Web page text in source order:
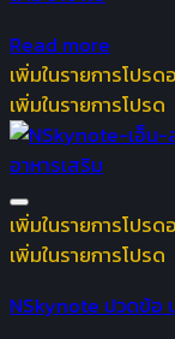
Read more
เพิ่มในรายการโปรด
เพิ่มในรายการโปรด
เพิ่มในรายการโปรด
เพิ่มในรายการโปรด
NSkynote ปวดข้อ